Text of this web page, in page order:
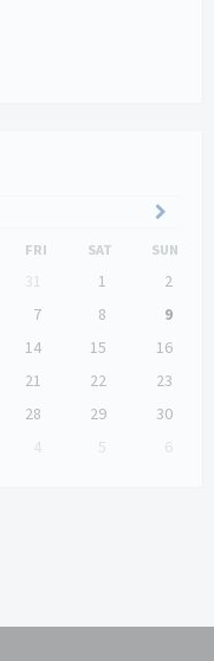
Month
FRI SAT SUN
31 1
2
7 8
9
14 15
16
21 22
23
28 29
30
4 5
6